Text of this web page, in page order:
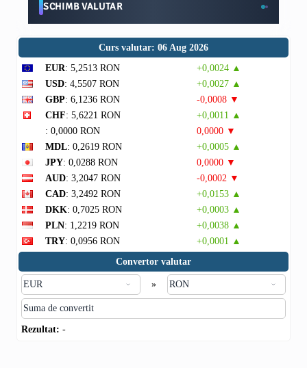
SCHIMB VALUTAR
Curs valutar: 06 Aug 2026
EUR: 5,2513 RON
+0,0024 ▲
USD: 4,5507 RON
+0,0027 ▲
GBP: 6,1236 RON
-0,0008 ▼
CHF: 5,6221 RON
+0,0011 ▲
: 0,0000 RON
0,0000 ▼
MDL: 0,2619 RON
+0,0005 ▲
JPY: 0,0288 RON
0,0000 ▼
AUD: 3,2047 RON
-0,0002 ▼
CAD: 3,2492 RON
+0,0153 ▲
DKK: 0,7025 RON
+0,0003 ▲
PLN: 1,2219 RON
+0,0038 ▲
TRY: 0,0956 RON
+0,0001 ▲
Convertor valutar
»
Rezultat: -